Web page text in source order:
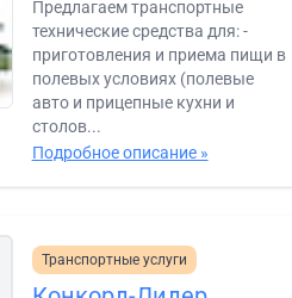
Предлагаем транспортные
технические средства для: -
приготовления и приема пищи в
полевых условиях (полевые
авто и прицепные кухни и
столов...
Подробное описание »
Транспортные услуги